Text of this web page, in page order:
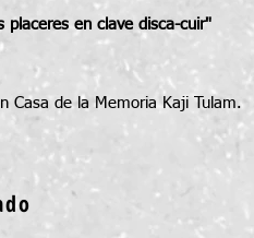
placeres en clave disca-cuir"
Casa de la Memoria Kaji Tulam.